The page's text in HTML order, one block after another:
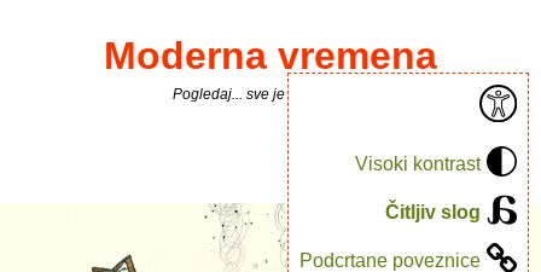
Visoki kontrast
Čitljiv slog
Podcrtane poveznice
Moderna vremena
Pogledaj... sve je puno knjiga.